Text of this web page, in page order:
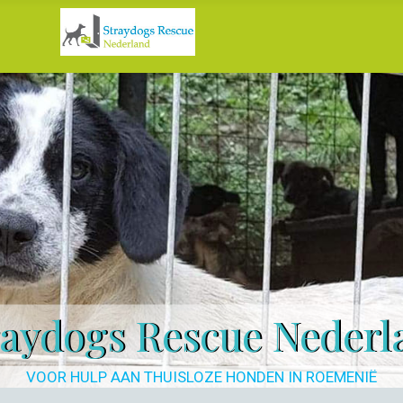
Rescue
VOOR HULP AAN THUISLOZE HONDEN IN ROEMENIË